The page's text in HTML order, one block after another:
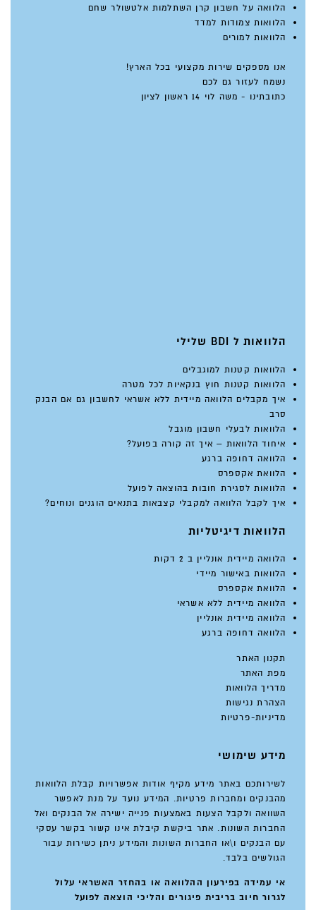
הלוואה על חשבון קרן השתלמות אלטשולר שחם
הלוואות צמודות למדד
הלוואות למורים
אנו מספקים שירות מקצועי בכל הארץ!
נשמח לעזור גם לכם
כתובתינו - משה לוי 14 ראשון לציון
הלוואות ל BDI שלילי
הלוואות קטנות למוגבלים
הלוואות קטנות חוץ בנקאיות לכל מטרה
איך מקבלים הלוואה מיידית ללא אשראי לחשבון גם אם הבנק
סרב
הלוואות לבעלי חשבון מוגבל
איחוד הלוואות – איך זה קורה בפועל?
הלוואה דחופה ברגע
הלוואת אקספרס
הלוואות לסגירת חובות בהוצאה לפועל
איך לקבל הלוואה למקבלי קצבאות בתנאים הוגנים ונוחים?
הלוואות דיגיטליות
הלוואה מיידית אונליין ב 2 דקות
הלוואות באישור מיידי
הלוואת אקספרס
הלוואה מיידית ללא אשראי
הלוואה מיידית אונליין
הלוואה דחופה ברגע
תקנון האתר
מפת האתר
מדריך הלוואות
הצהרת נגישות
מדיניות-פרטיות
מידע שימושי
לשירותכם באתר מידע מקיף אודות אפשרויות קבלת הלוואות
מהבנקים ומחברות פרטיות. המידע נועד על מנת לאפשר
השוואה ולקבל הצעות באמצעות פנייה ישירה אל הבנקים ואל
החברות השונות. אתר ביקשת קיבלת אינו קשור בקשר עסקי
עם הבנקים ו\או החברות השונות והמידע ניתן כשירות עבור
הגולשים בלבד.
אי עמידה בפירעון ההלוואה או בהחזר האשראי עלול
לגרור חיוב בריבית פיגורים והליכי הוצאה לפועל